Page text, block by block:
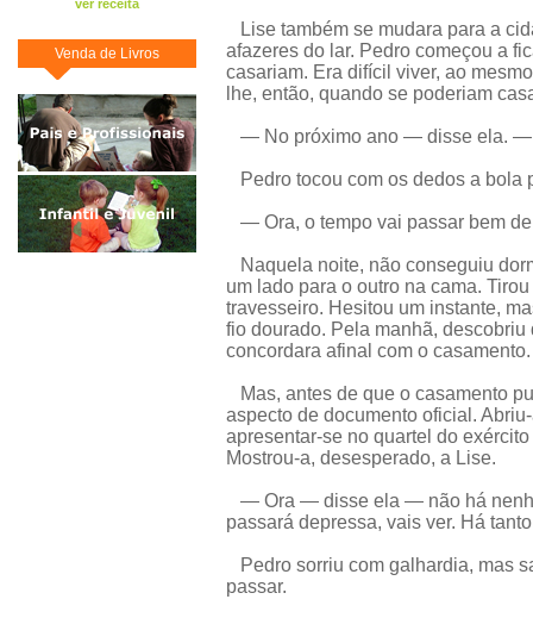
ver receita
Venda de Livros
Lise também se mudara para a
afazeres do lar. Pedro começou a
casariam. Era difícil viver, ao
lhe, então, quando se poderiam
— No próximo ano — disse ela. —
Pedro tocou com os dedos a bola
— Ora, o tempo vai passar bem
Naquela noite, não conseguiu
um lado para o outro na cama.
travesseiro. Hesitou um instante,
fio dourado. Pela manhã,
concordara afinal com o
Mas, antes de que o casamento
aspecto de documento oficial.
apresentar-se no quartel do
Mostrou-a, desesperado, a Lise.
— Ora — disse ela — não há
passará depressa, vais ver. Há
Pedro sorriu com galhardia, mas
passar.